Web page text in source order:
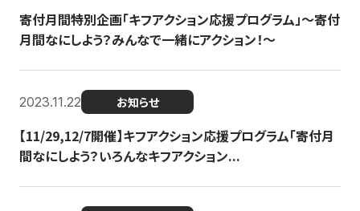
寄付月間特別企画「キフアクション応援プログラム」〜寄付
月間なにしよう？みんなで一緒にアクション！〜
2023.11.22 お知らせ
【11/29,12/7開催】キフアクション応援プログラム「寄付月
間なにしよう？いろんなキフアクション...